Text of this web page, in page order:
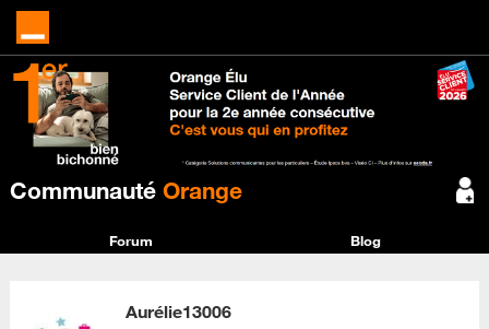
Communauté Orange
Forum Blog
Aurélie13006